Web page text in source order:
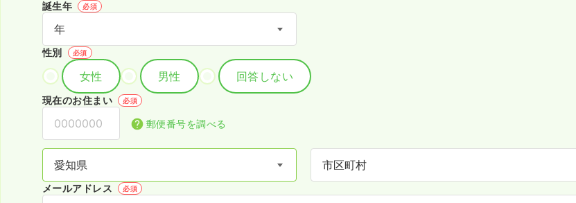
誕生年 必須
性別 必須
女性 男性 回答しない
現在のお住まい 必須
郵便番号を調べる
メールアドレス 必須